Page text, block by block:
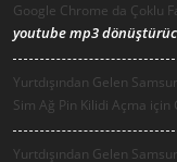
Google Chrome da Çoklu
youtube mp3
Yurtdışından Gelen
Sim Ağ Pin Kilidi Açma için
Yurtdışından Gelen